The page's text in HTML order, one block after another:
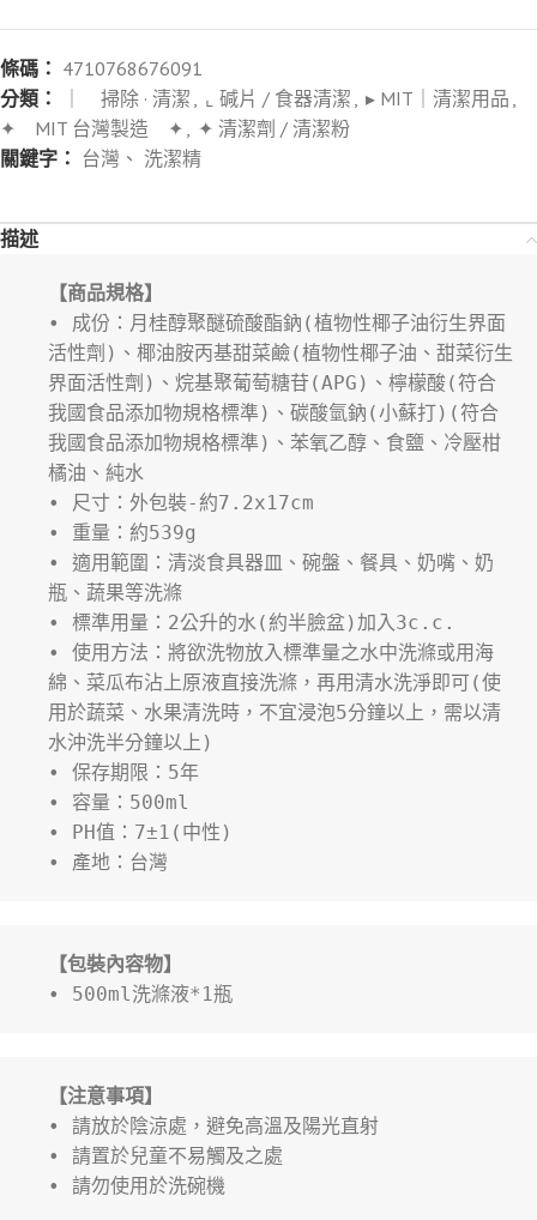
條碼： 4710768676091
分類：
｜ 掃除 · 清潔 , ⌞ 碱片 / 食器清潔 , ▸ MIT｜清潔用品 ,
✦ MIT 台灣製造 ✦ , ✦ 清潔劑 / 清潔粉
關鍵字： 台灣、 洗潔精
描述
【商品規格】
• 成份：月桂醇聚醚硫酸酯鈉(植物性椰子油衍生界面
活性劑)、椰油胺丙基甜菜鹼(植物性椰子油、甜菜衍生
界面活性劑)、烷基聚葡萄糖苷(APG)、檸檬酸(符合
我國食品添加物規格標準)、碳酸氫鈉(小蘇打)(符合
我國食品添加物規格標準)、苯氧乙醇、食鹽、冷壓柑
橘油、純水
• 尺寸：外包裝-約7.2x17cm
• 重量：約539g
• 適用範圍：清淡食具器皿、碗盤、餐具、奶嘴、奶
瓶、蔬果等洗滌
• 標準用量：2公升的水(約半臉盆)加入3c.c.
• 使用方法：將欲洗物放入標準量之水中洗滌或用海
綿、菜瓜布沾上原液直接洗滌，再用清水洗淨即可(使
用於蔬菜、水果清洗時，不宜浸泡5分鐘以上，需以清
水沖洗半分鐘以上)
• 保存期限：5年
• 容量：500ml
• PH值：7±1(中性)
• 產地：台灣
【包裝內容物】
• 500ml洗滌液*1瓶
【注意事項】
• 請放於陰涼處，避免高溫及陽光直射
• 請置於兒童不易觸及之處
• 請勿使用於洗碗機